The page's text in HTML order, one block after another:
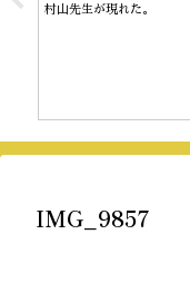
村山先生が現れた。
IMG_9857